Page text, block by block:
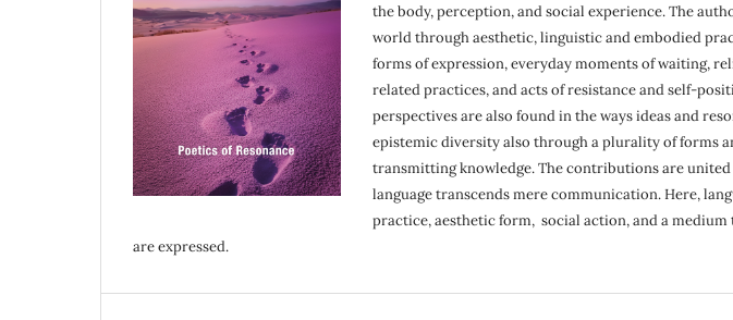
the body, perception, and social experience. The
world through aesthetic, linguistic and embodied
forms of expression, everyday moments of waiting,
related practices, and acts of resistance and self-
perspectives are also found in the ways ideas and
epistemic diversity also through a plurality of forms
transmitting knowledge. The contributions are
language transcends mere communication. Here,
practice, aesthetic form, social action, and a
are expressed.